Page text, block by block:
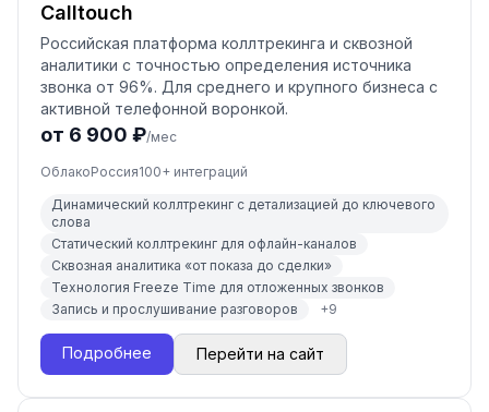
Calltouch
Российская платформа коллтрекинга и сквозной
аналитики с точностью определения источника
звонка от 96%. Для среднего и крупного бизнеса с
активной телефонной воронкой.
от 6 900 ₽/мес
ОблакоРоссия100+ интеграций
Динамический коллтрекинг с детализацией до ключевого
слова
Статический коллтрекинг для офлайн-каналов
Сквозная аналитика «от показа до сделки»
Технология Freeze Time для отложенных звонков
Запись и прослушивание разговоров
+9
Подробнее Перейти на сайт